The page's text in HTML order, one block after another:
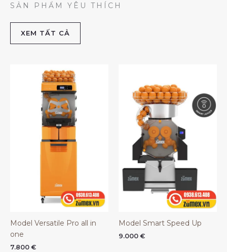
SẢN PHẨM YÊU THÍCH
XEM TẤT CẢ
Model Versatile Pro all in
one
7.800 €
Model Smart Speed Up
9.000 €